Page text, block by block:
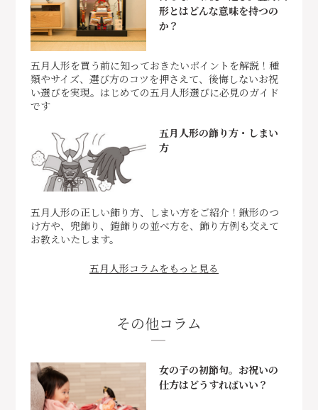
形とはどんな意味を持つの
か？
五月人形を買う前に知っておきたいポイントを解説！種
類やサイズ、選び方のコツを押さえて、後悔しないお祝
い選びを実現。はじめての五月人形選びに必見のガイド
です
五月人形の飾り方・しまい
方
五月人形の正しい飾り方、しまい方をご紹介！鍬形のつ
け方や、兜飾り、鎧飾りの並べ方を、飾り方例も交えて
お教えいたします。
五月人形コラムをもっと見る
その他コラム
女の子の初節句。お祝いの
仕方はどうすればいい？